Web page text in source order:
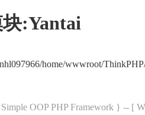
:Yantai
home/wwwroot/
OOP PHP Framework } -- [